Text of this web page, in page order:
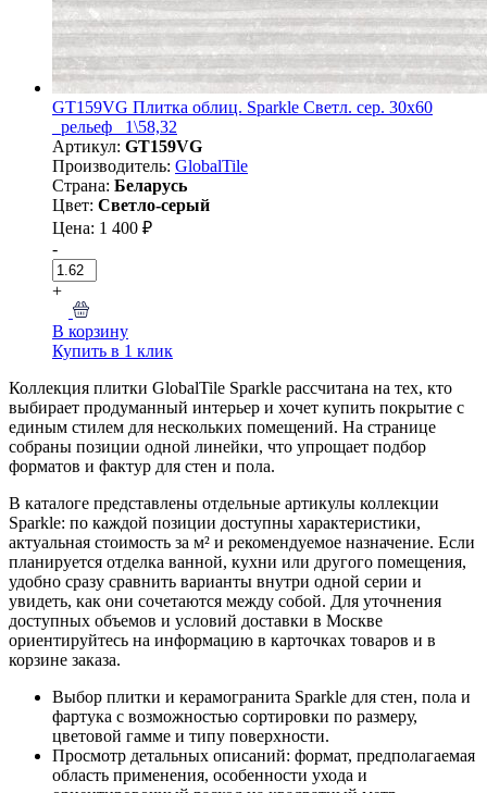
GT159VG Плитка облиц. Sparkle Светл. сер. 30x60
_рельеф_ 1\58,32
Артикул: GT159VG
Производитель: GlobalTile
Страна: Беларусь
Цвет: Светло-серый
Цена: 1 400 ₽
-
+
В корзину
Купить в 1 клик
Коллекция плитки GlobalTile Sparkle рассчитана на тех, кто
выбирает продуманный интерьер и хочет купить покрытие с
единым стилем для нескольких помещений. На странице
собраны позиции одной линейки, что упрощает подбор
форматов и фактур для стен и пола.
В каталоге представлены отдельные артикулы коллекции
Sparkle: по каждой позиции доступны характеристики,
актуальная стоимость за м² и рекомендуемое назначение. Если
планируется отделка ванной, кухни или другого помещения,
удобно сразу сравнить варианты внутри одной серии и
увидеть, как они сочетаются между собой. Для уточнения
доступных объемов и условий доставки в Москве
ориентируйтесь на информацию в карточках товаров и в
корзине заказа.
Выбор плитки и керамогранита Sparkle для стен, пола и
фартука с возможностью сортировки по размеру,
цветовой гамме и типу поверхности.
Просмотр детальных описаний: формат, предполагаемая
область применения, особенности ухода и